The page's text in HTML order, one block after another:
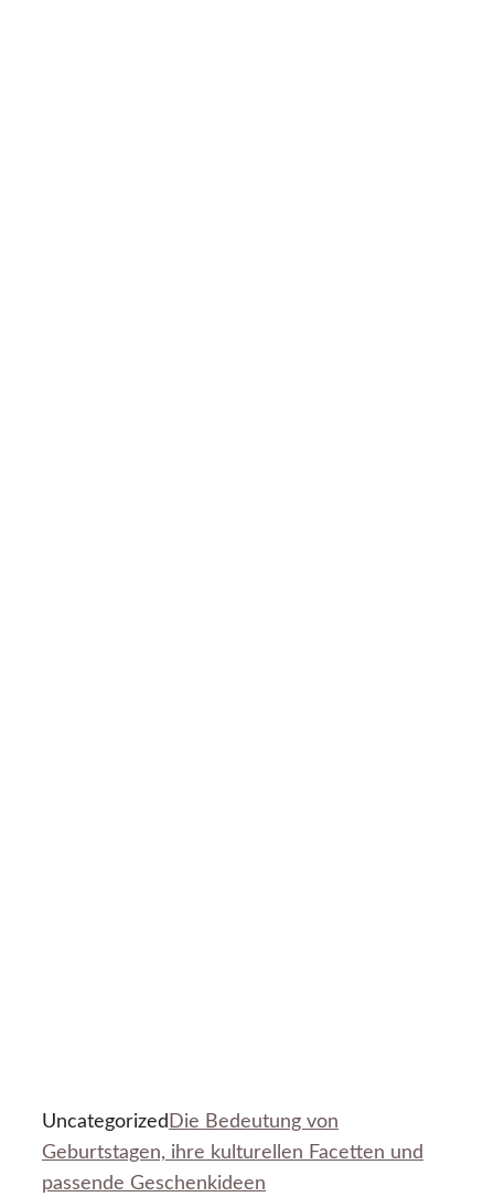
Uncategorized Die Bedeutung von
Geburtstagen, ihre kulturellen Facetten und
passende Geschenkideen